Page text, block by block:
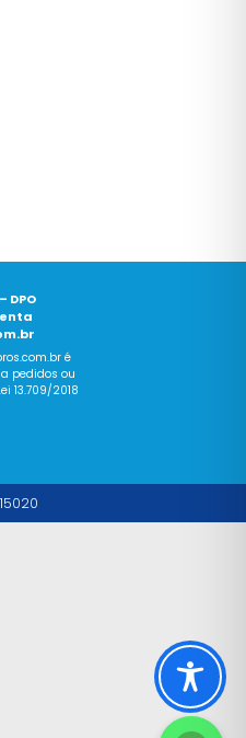
DPO
com.br é
pedidos ou
13.709/2018